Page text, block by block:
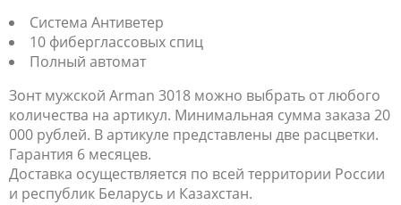
Система Антиветер
10 фиберглассовых спиц
Полный автомат
Зонт мужской Arman 3018 можно выбрать от любого
количества на артикул. Минимальная сумма заказа 20
000 рублей. В артикуле представлены две расцветки.
Гарантия 6 месяцев.
Доставка осуществляется по всей территории России
и республик Беларусь и Казахстан.